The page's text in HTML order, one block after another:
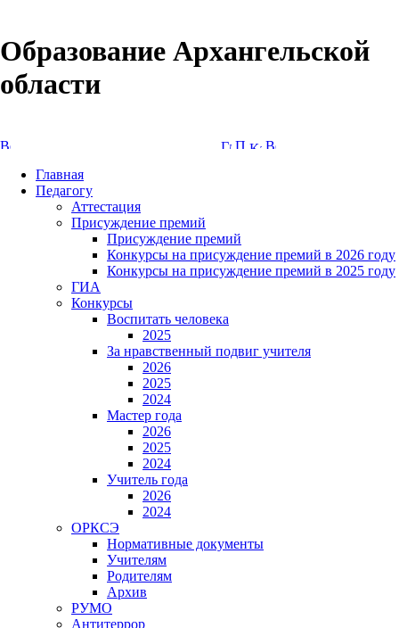
Образование Архангельской
области
Главная
Педагогу
Аттестация
Присуждение премий
Присуждение премий
Конкурсы на присуждение премий в 2026 году
Конкурсы на присуждение премий в 2025 году
ГИА
Конкурсы
Воспитать человека
2025
За нравственный подвиг учителя
2026
2025
2024
Мастер года
2026
2025
2024
Учитель года
2026
2024
ОРКСЭ
Нормативные документы
Учителям
Родителям
Архив
РУМО
Антитеррор